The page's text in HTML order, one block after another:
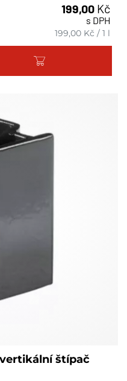
199,00 Kč
s DPH
199,00 Kč /1 l
štípač